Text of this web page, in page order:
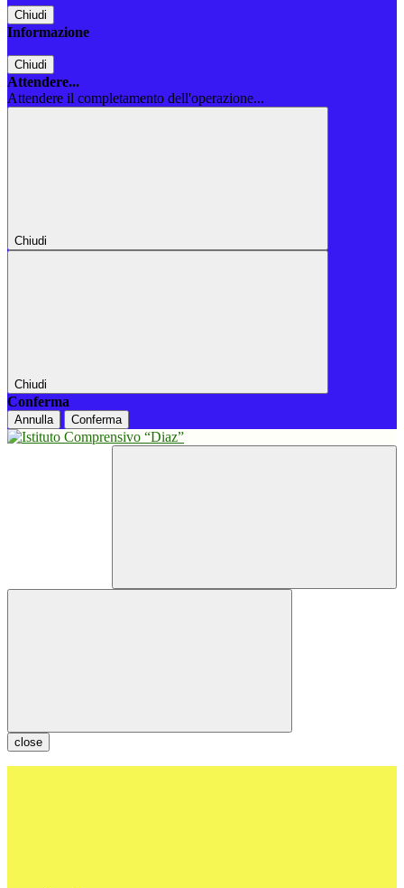
Chiudi
Informazione
Chiudi
Attendere...
Attendere il completamento dell'operazione...
Chiudi
Chiudi
Conferma
Annulla Conferma
close